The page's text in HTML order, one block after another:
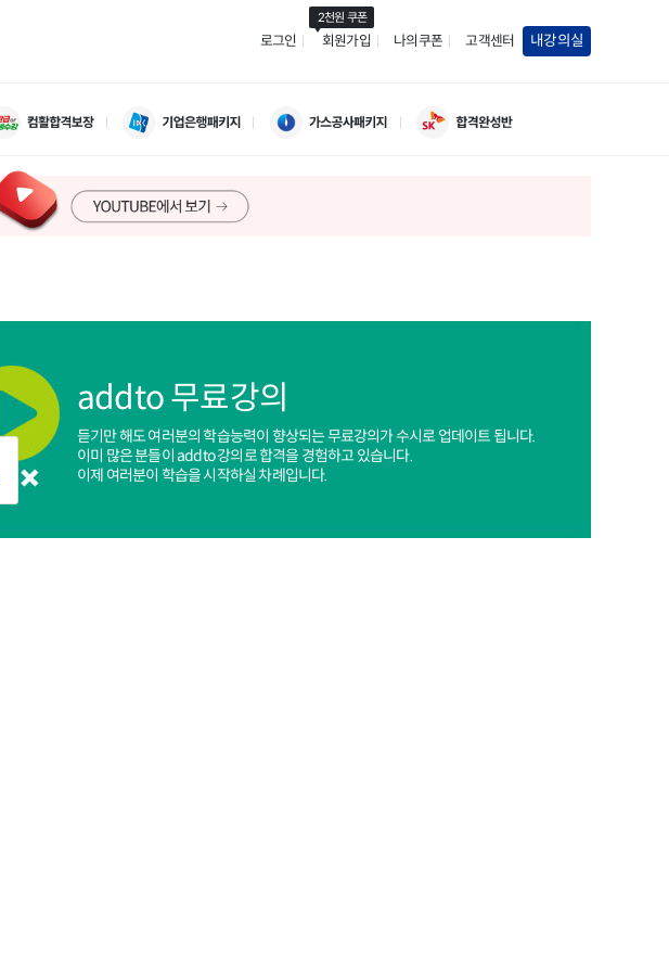
로그인 회원가입
2천원 쿠폰
나의쿠폰 고객센터 내강의실
addto 무료강의
듣기만 해도 여러분의 학습능력이 향상되는 무료강의가 수시로 업데이트 됩니다.
이미 많은 분들이 addto 강의로 합격을 경험하고 있습니다.
이제 여러분이 학습을 시작하실 차례입니다.